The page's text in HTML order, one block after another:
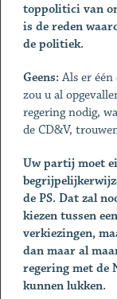
toppolitici van
is de reden
de politiek.
Geens: Als er
zou u al
regering nodig,
de CD&V,
Uw partij moet
de PS. Dat zal
kiezen tussen
verkiezingen,
dan maar al
regering met de
kunnen lukken.